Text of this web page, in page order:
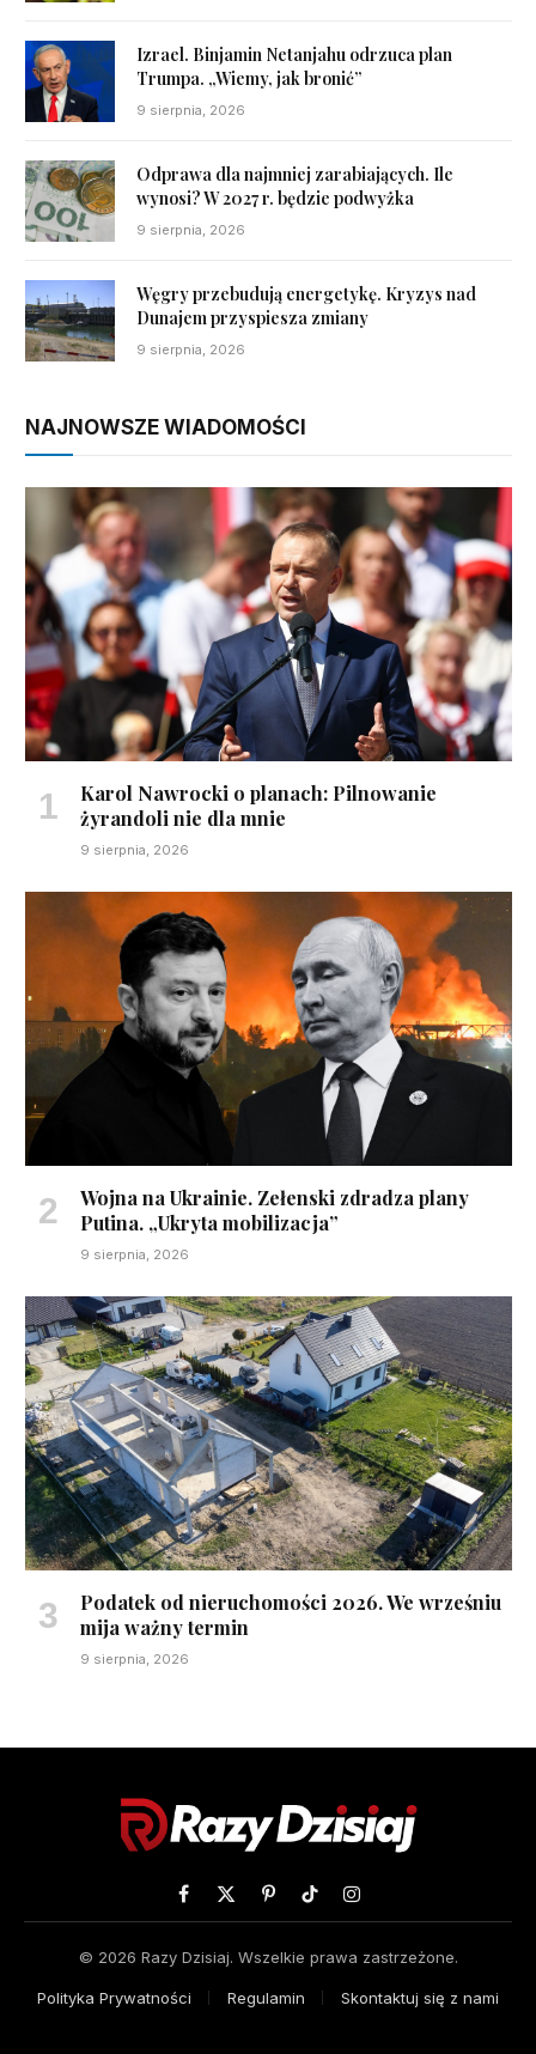
Izrael. Binjamin Netanjahu odrzuca plan
Trumpa. „Wiemy, jak bronić”
9 sierpnia, 2026
Odprawa dla najmniej zarabiających. Ile
wynosi? W 2027 r. będzie podwyżka
9 sierpnia, 2026
Węgry przebudują energetykę. Kryzys nad
Dunajem przyspiesza zmiany
9 sierpnia, 2026
NAJNOWSZE WIADOMOŚCI
Karol Nawrocki o planach: Pilnowanie
żyrandoli nie dla mnie
9 sierpnia, 2026
Wojna na Ukrainie. Zełenski zdradza plany
Putina. „Ukryta mobilizacja”
9 sierpnia, 2026
Podatek od nieruchomości 2026. We wrześniu
mija ważny termin
9 sierpnia, 2026
Facebook
X
PinterestTikTokInstagram
© 2026 Razy Dzisiaj. Wszelkie prawa zastrzeżone.
Polityka Prywatności Regulamin Skontaktuj się z nami